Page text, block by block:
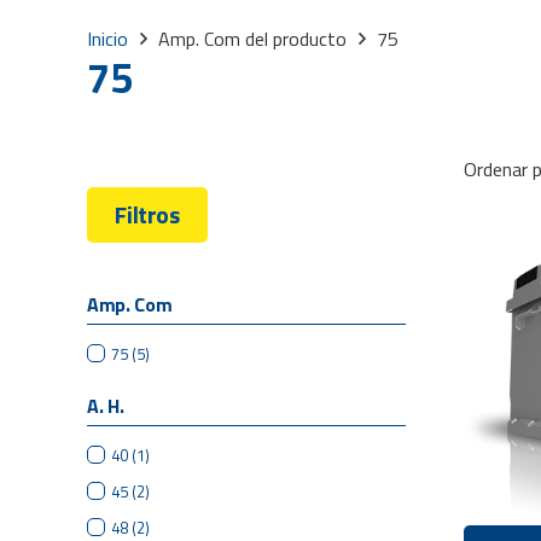
Inicio Amp. Com del producto 75
75
Filtros
Amp. Com
75 (5)
A. H.
40 (1)
45 (2)
48 (2)
Ordenar